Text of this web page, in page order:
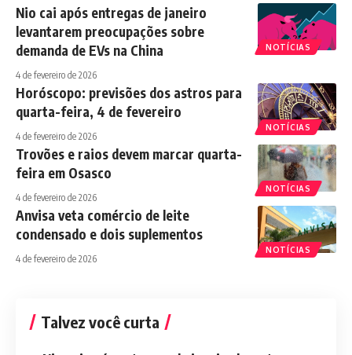
NOTÍCIAS
Nio cai após entregas de janeiro
levantarem preocupações sobre
demanda de EVs na China
4 de fevereiro de 2026
NOTÍCIAS
Horóscopo: previsões dos astros para
quarta-feira, 4 de fevereiro
4 de fevereiro de 2026
NOTÍCIAS
Trovões e raios devem marcar quarta-
feira em Osasco
4 de fevereiro de 2026
NOTÍCIAS
Anvisa veta comércio de leite
condensado e dois suplementos
4 de fevereiro de 2026
Talvez você curta